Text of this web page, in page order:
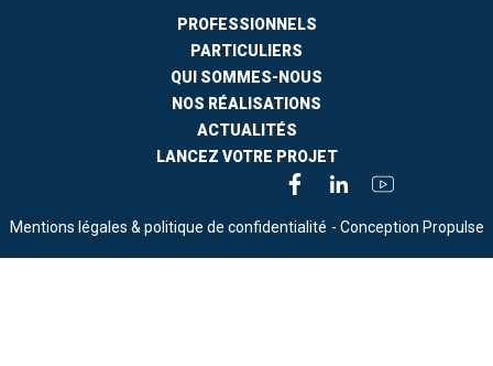
PROFESSIONNELS
PARTICULIERS
QUI SOMMES-NOUS
NOS RÉALISATIONS
ACTUALITÉS
LANCEZ VOTRE PROJET
Mentions légales & politique de confidentialité - Conception Propulse